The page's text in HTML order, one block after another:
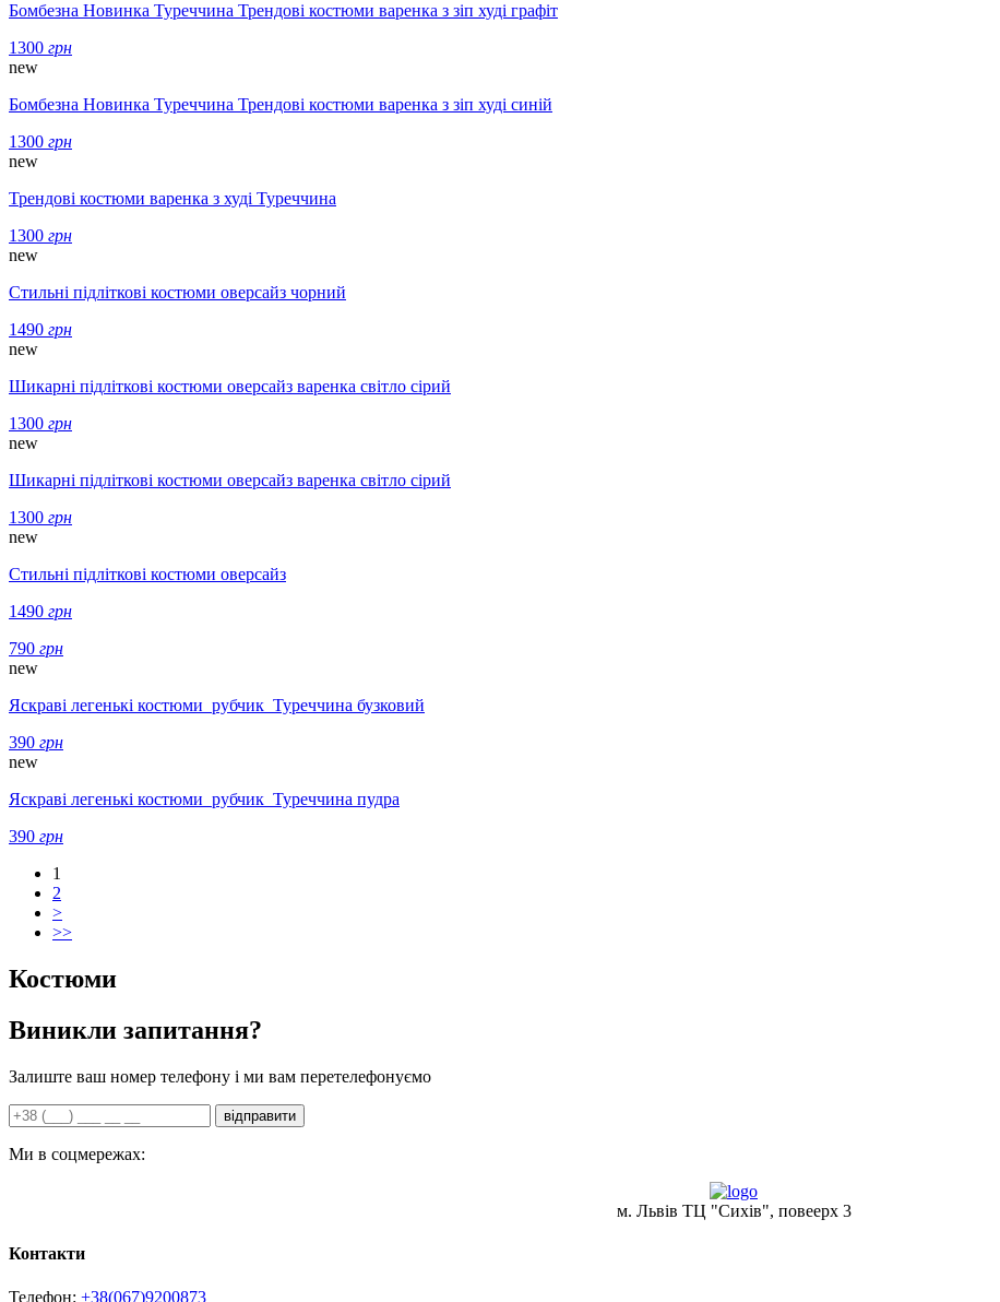
Бомбезна Новинка Туреччина Трендові костюми варенка з зіп худі графіт
1300 грн
new
Бомбезна Новинка Туреччина Трендові костюми варенка з зіп худі синій
1300 грн
new
Трендові костюми варенка з худі Туреччина
1300 грн
new
Стильні підліткові костюми оверсайз чорний
1490 грн
new
Шикарні підліткові костюми оверсайз варенка світло сірий
1300 грн
new
Шикарні підліткові костюми оверсайз варенка світло сірий
1300 грн
new
Стильні підліткові костюми оверсайз
1490 грн
790 грн
new
Яскраві легенькі костюми рубчик Туреччина бузковий
390 грн
new
Яскраві легенькі костюми рубчик Туреччина пудра
390 грн
1
2
>
>>
Костюми
Виникли запитання?
Залиште ваш номер телефону і ми вам перетелефонуємо
відправити
Ми в соцмережах:
м. Львів ТЦ "Сихів", повеерх 3
Контакти
Телефон: +38(067)9200873